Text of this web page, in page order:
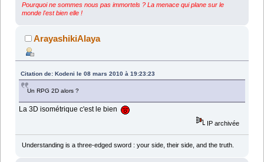
Pourquoi ne sommes nous pas immortels ? La menace qui plane sur le
monde l'est bien elle !
ArayashikiAlaya
Citation de: Kodeni le 08 mars 2010 à 19:23:23
Un RPG 2D alors ?
La 3D isométrique c'est le bien
IP archivée
Understanding is a three-edged sword : your side, their side, and the truth.